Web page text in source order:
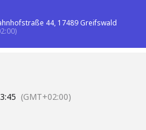
44, 17489 Greifswald
(GMT+02:00)